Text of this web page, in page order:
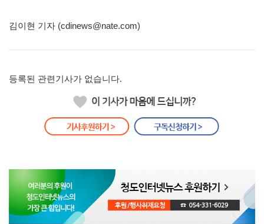
김이현 기자 (cdinews@nate.com)
등록된 관련기사가 없습니다.